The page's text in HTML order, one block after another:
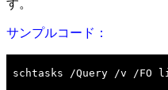
す。
サンプルコード：